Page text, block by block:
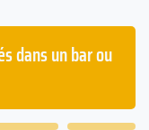
moyenne deux
leur vie.